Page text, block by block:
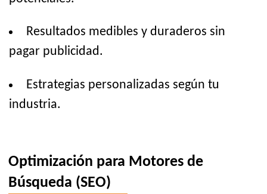
Resultados medibles y duraderos sin
pagar publicidad.
Estrategias personalizadas según tu
industria.
Optimización para Motores de
Búsqueda (SEO)